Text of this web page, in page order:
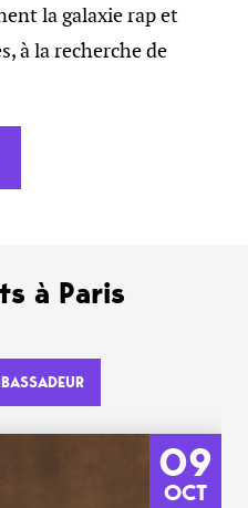
la galaxie rap et
à la recherche de
à Paris
09
OCT